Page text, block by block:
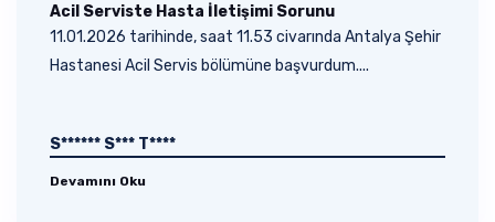
Acil Serviste Hasta İletişimi Sorunu
11.01.2026 tarihinde, saat 11.53 civarında Antalya Şehir
Hastanesi Acil Servis bölümüne başvurdum....
S****** S*** T****
Devamını Oku